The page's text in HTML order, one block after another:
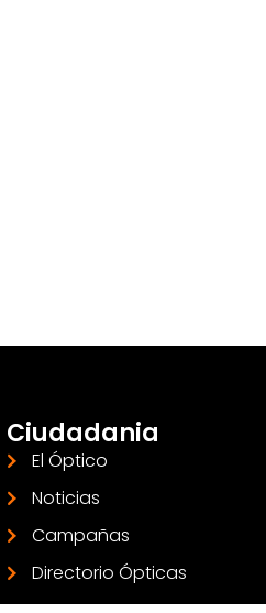
Ciudadania
El Óptico
Noticias
Campañas
Directorio Ópticas